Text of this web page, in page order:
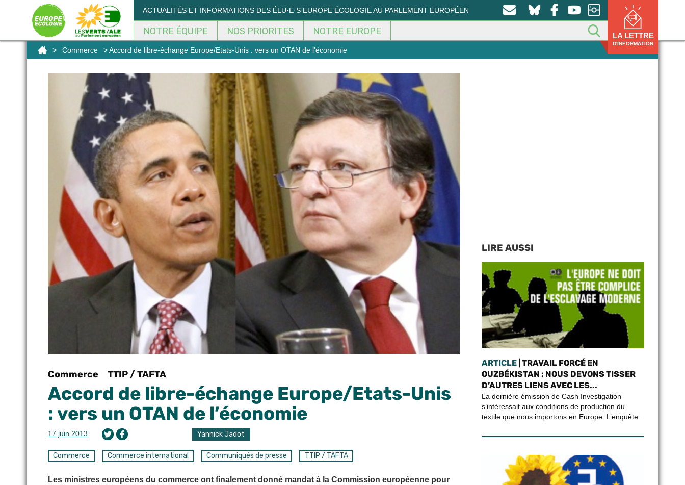
ACTUALITÉS ET INFORMATIONS DES ÉLU·E·S EUROPE ÉCOLOGIE AU PARLEMENT EUROPÉEN
NOTRE ÉQUIPE NOS PRIORITES NOTRE EUROPE LA LETTRE
D'INFORMATION
> Commerce > Accord de libre-échange Europe/Etats-Unis : vers un OTAN de l’économie
Commerce TTIP / TAFTA
Accord de libre-échange Europe/Etats-Unis
: vers un OTAN de l’économie
17 juin 2013 Yannick Jadot
Commerce Commerce international Communiqués de presse TTIP / TAFTA
Les ministres européens du commerce ont finalement donné mandat à la Commission européenne pour
LIRE AUSSI
ARTICLE| TRAVAIL FORCÉ EN
OUZBÉKISTAN : NOUS DEVONS TISSER
D’AUTRES LIENS AVEC LES...
La dernière émission de Cash Investigation
s’intéressait aux conditions de production du
textile que nous importons en Europe. L’enquête...
Panneau de gestion des cookies